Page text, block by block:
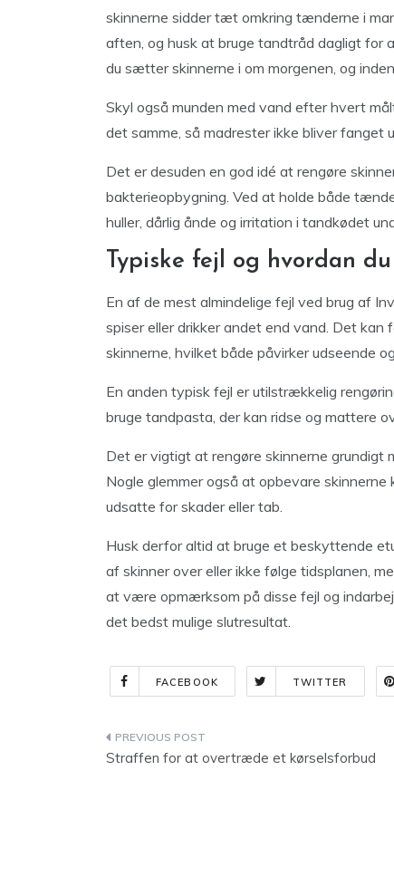
skinnerne sidder tæt omkring tænderne i
aften, og husk at bruge tandtråd dagligt
du sætter skinnerne i om morgenen, og
Skyl også munden med vand efter hvert
det samme, så madrester ikke bliver fanget
Det er desuden en god idé at rengøre
bakterieopbygning. Ved at holde både
huller, dårlig ånde og irritation i tandkødet
Typiske fejl og hvordan
En af de mest almindelige fejl ved brug af
spiser eller drikker andet end vand. Det
skinnerne, hvilket både påvirker udseende
En anden typisk fejl er utilstrækkelig
bruge tandpasta, der kan ridse og mattere
Det er vigtigt at rengøre skinnerne grundigt
Nogle glemmer også at opbevare
udsatte for skader eller tab.
Husk derfor altid at bruge et beskyttende
af skinner over eller ikke følge tidsplanen,
at være opmærksom på disse fejl og
det bedst mulige slutresultat.
FACEBOOK TWITTER
Indlægsnavigation
Straffen for at overtræde et kørselsforbud